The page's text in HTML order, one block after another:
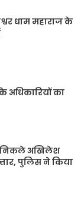
धाम महाराज के
अधिकारियों का
निकले अखिलेश
पुलिस ने किया